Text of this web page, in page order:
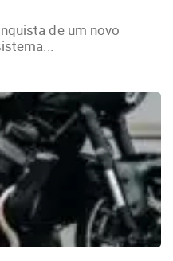
de um novo